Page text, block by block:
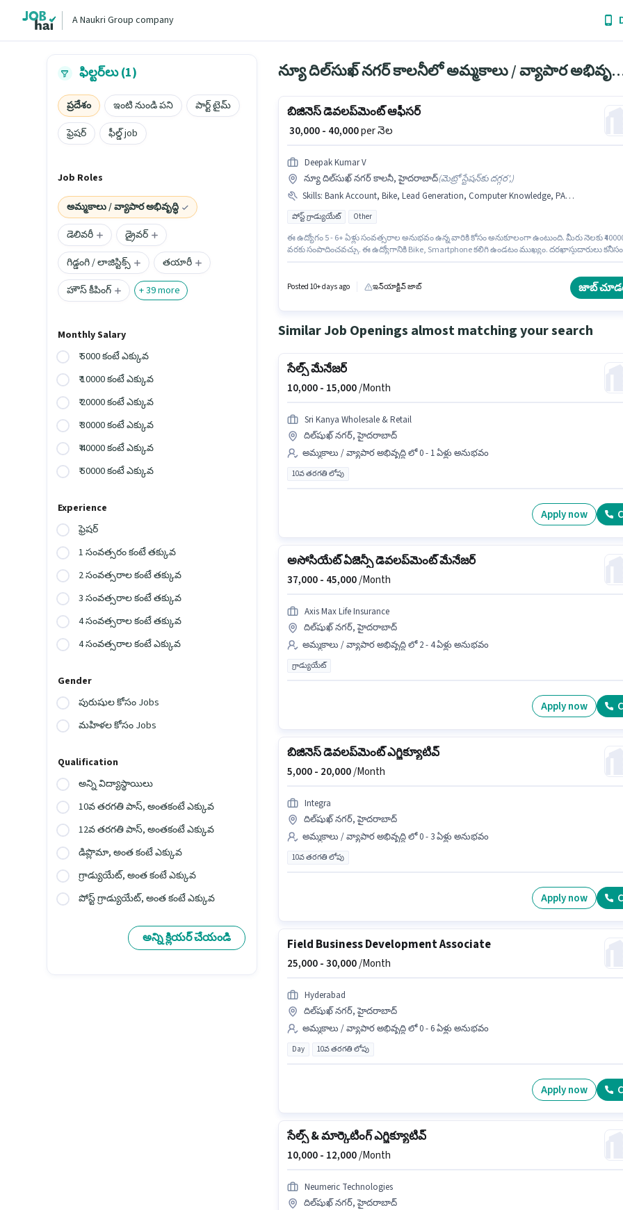
A Naukri Group company
ఫిల్టర్‌లు (1)
ప్రదేశం ఇంటి నుండి పని
పార్ట్ టైమ్
ఫ్రెషర్
ఫీల్డ్ job
Job Roles
అమ్మకాలు / వ్యాపార అభివృద్ధి
డెలివరీ
డ్రైవర్
గిడ్డంగి / లాజిస్టిక్స్
తయారీ
హౌస్ కీపింగ్
+39more
Monthly Salary
₹ 5000 కంటే ఎక్కువ
₹ 10000 కంటే ఎక్కువ
₹ 20000 కంటే ఎక్కువ
₹ 30000 కంటే ఎక్కువ
₹ 40000 కంటే ఎక్కువ
₹ 50000 కంటే ఎక్కువ
Experience
ఫ్రెషర్
1 సంవత్సరం కంటే తక్కువ
2 సంవత్సరాల కంటే తక్కువ
3 సంవత్సరాల కంటే తక్కువ
4 సంవత్సరాల కంటే తక్కువ
4 సంవత్సరాల కంటే ఎక్కువ
Gender
పురుషుల కోసం Jobs
మహిళల కోసం Jobs
Qualification
అన్ని విద్యాస్థాయిలు
10వ తరగతి పాస్, అంతకంటే ఎక్కువ
12వ తరగతి పాస్, అంతకంటే ఎక్కువ
డిప్లొమా, అంత కంటే ఎక్కువ
గ్రాడ్యుయేట్, అంత కంటే ఎక్కువ
పోస్ట్ గ్రాడ్యుయేట్, అంత కంటే ఎక్కువ
అన్ని క్లియర్ చేయండి
న్యూ దిల్‌సుఖ్ నగర్ కాలనీలో
బిజినెస్ డెవలప్‌మెంట్ ఆఫీసర్
₹ 30,000 - 40,000per నెల
Deepak Kumar V
న్యూ దిల్‌సుఖ్ నగర్ కాలనీ, హైదరాబాద్(మెట్రో స్టేషన్‌కు దగ్గర',)
Skills: Bank Account, Bike, Lead Generation, Computer Knowledge, PAN Card, Aadhar Card, Smartphone, MS Excel, 2-Wheeler Driving Licence, Convincing Skills, Cold Calling
పోస్ట్ గ్రాడ్యుయేట్ Other
ఈ ఉద్యోగం 5 - 6+ ఏళ్లు సంవత్సరాల అనుభవం ఉన్న వారికి కోసం అనుకూలంగా ఉంటుంది. మీరు నెలకు
వరకు సంపాదించవచ్చు. ఈ ఉద్యోగానికి Bike, Smartphone కలిగి ఉండటం ముఖ్యం. దరఖాస్తుదారులు కనీసం
హైదరాబాద్ లో ఉంది. ఈ ఉద్యోగంలో అదనపు ప్రయోజనాలు Insurance ఉన్నాయి.
Posted 10+ days ago ఇన్‌యాక్టివ్ జాబ్ జాబ్
Similar Job Openings almost matching your search
సేల్స్ మేనేజర్
10,000 - 15,000/Month
Sri Kanya Wholesale & Retail
దిల్‌షుఖ్ నగర్, హైదరాబాద్
అమ్మకాలు / వ్యాపార అభివృద్ధి లో 0 - 1 ఏళ్లు అనుభవం
10వ తరగతి లోపు
Apply now
అసోసియేట్ ఏజెన్సీ డెవలప్‌మెంట్ మేనేజర్
37,000 - 45,000/Month
Axis Max Life Insurance
దిల్‌షుఖ్ నగర్, హైదరాబాద్
అమ్మకాలు / వ్యాపార అభివృద్ధి లో 2 - 4 ఏళ్లు అనుభవం
గ్రాడ్యుయేట్
Apply now
బిజినెస్ డెవలప్‌మెంట్ ఎగ్జిక్యూటివ్
5,000 - 20,000/Month
Integra
దిల్‌షుఖ్ నగర్, హైదరాబాద్
అమ్మకాలు / వ్యాపార అభివృద్ధి లో 0 - 3 ఏళ్లు అనుభవం
10వ తరగతి లోపు
Apply now
Field Business Development Associate
25,000 -30,000/Month
Hyderabad
దిల్‌షుఖ్ నగర్, హైదరాబాద్
అమ్మకాలు / వ్యాపార అభివృద్ధి లో 0 - 6 ఏళ్లు అనుభవం
Day 10వ తరగతి లోపు
Apply now
సేల్స్ & మార్కెటింగ్ ఎగ్జిక్యూటివ్
10,000 - 12,000/Month
Neumeric Technologies
దిల్‌షుఖ్ నగర్, హైదరాబాద్